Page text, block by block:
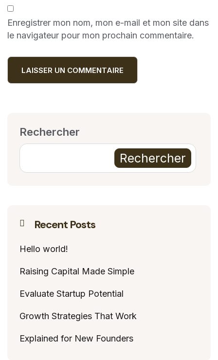
Enregistrer mon nom, mon e-mail et mon site dans
le navigateur pour mon prochain commentaire.
Rechercher
Rechercher
Recent Posts
Hello world!
Raising Capital Made Simple
Evaluate Startup Potential
Growth Strategies That Work
Explained for New Founders